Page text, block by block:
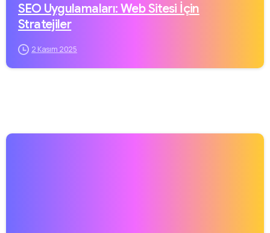
SEO Uygulamaları: Web Sitesi İçin
Stratejiler
2 Kasım 2025